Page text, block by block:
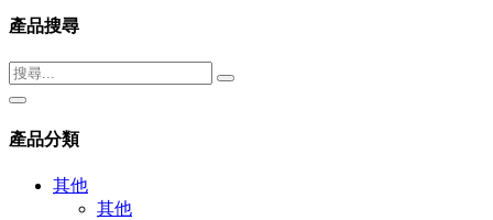
產品搜尋
產品分類
其他
其他